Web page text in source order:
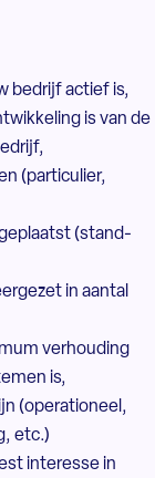
bedrijf actief is,
is van de
(particulier,
(stand-
in aantal
verhouding
is,
(operationeel,
etc.)
interesse in